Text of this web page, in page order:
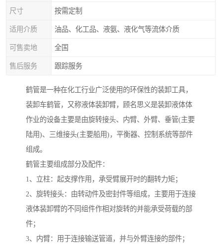
尺寸 按需定制
适用介质 油品、化工品、液氨、液化气等流体介质
可售卖地 全国
售后服务 跟踪服务
鹤管是一种在化工行业广泛使用的环保性的装卸工具，
装卸车鹤管，又称液体装卸臂，顾名思义是装卸液体体
作业的设备主要是由旋转接头、内臂、外臂、垂管(主要
陆用)、三维接头(主要船用)，平衡器、控制系统等部件
组成。
鹤管主要组成部分及配件：
1、立柱：起支撑作用，承受臂展开时的翻转力矩；
2、旋转接头：由转动件及密封件等组成，主要用于连接
液体装卸臂的不同组件作相对旋转的并能承受荷载的部
件；
3、内臂：用于连接输送管道，并与外臂连接的部件；